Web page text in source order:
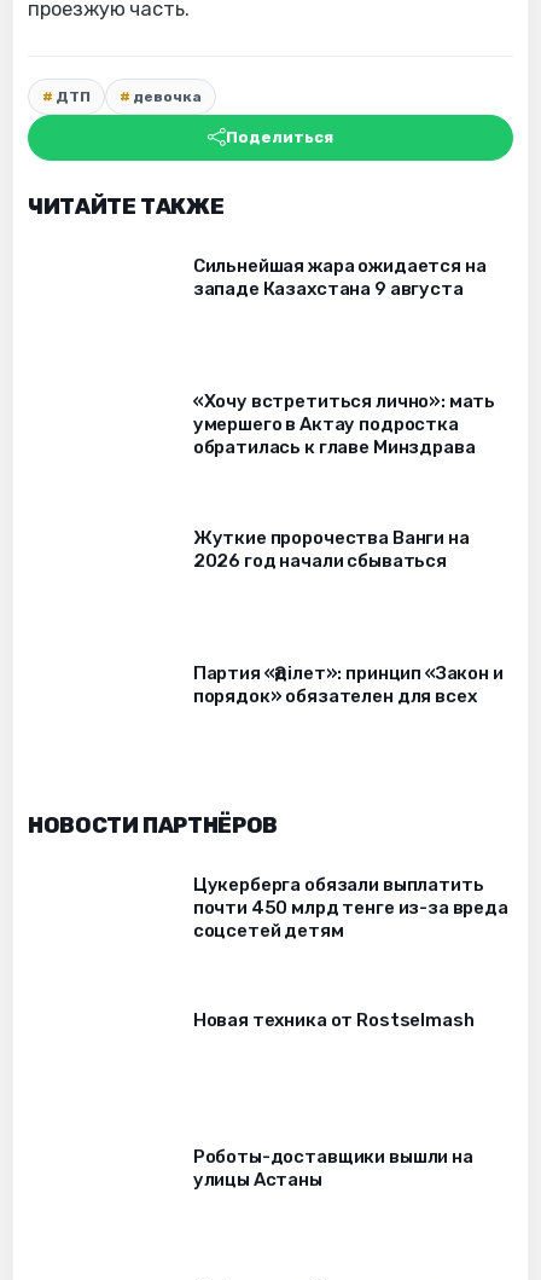
проезжую часть.
ДТП девочка
Поделиться
ЧИТАЙТЕ ТАКЖЕ
Сильнейшая жара ожидается на
западе Казахстана 9 августа
«Хочу встретиться лично»: мать
умершего в Актау подростка
обратилась к главе Минздрава
Жуткие пророчества Ванги на
2026 год начали сбываться
Партия «Әділет»: принцип «Закон и
порядок» обязателен для всех
НОВОСТИ ПАРТНЁРОВ
Цукерберга обязали выплатить
почти 450 млрд тенге из-за вреда
соцсетей детям
Новая техника от Rostselmash
Роботы-доставщики вышли на
улицы Астаны